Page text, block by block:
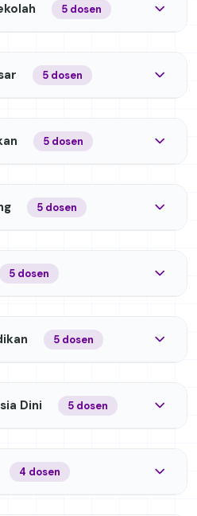
5 dosen
5 dosen
5 dosen
5 dosen
5 dosen
5 dosen
Dini 5 dosen
4 dosen